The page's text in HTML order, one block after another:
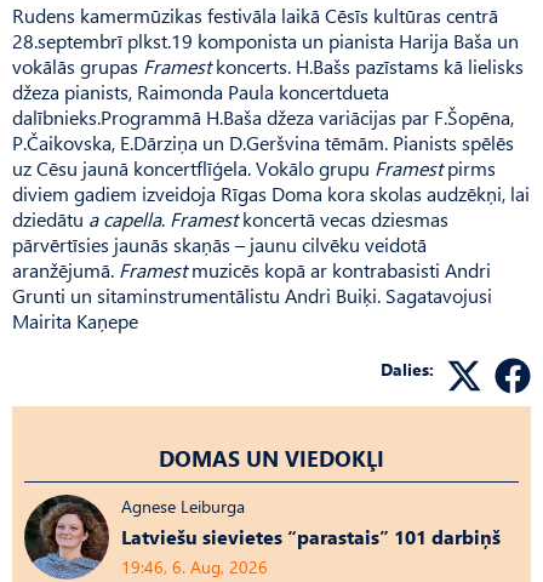
Rudens kamermūzikas festivāla laikā Cēsīs kultūras centrā
28.septembrī plkst.19 komponista un pianista Harija Baša un
vokālās grupas Framestkoncerts. H.Bašs pazīstams kā lielisks
džeza pianists, Raimonda Paula koncertdueta
dalībnieks.Programmā H.Baša džeza variācijas par F.Šopēna,
P.Čaikovska, E.Dārziņa un D.Geršvina tēmām. Pianists spēlēs
uz Cēsu jaunā koncertflīģela. Vokālo grupu Framestpirms
diviem gadiem izveidoja Rīgas Doma kora skolas audzēkņi, lai
dziedātu a capella. Framestkoncertā vecas dziesmas
pārvērtīsies jaunās skaņās – jaunu cilvēku veidotā
aranžējumā. Framestmuzicēs kopā ar kontrabasisti Andri
Grunti un sitaminstrumentālistu Andri Buiķi. Sagatavojusi
Mairita Kaņepe
Dalies:
DOMAS UN VIEDOKĻI
Agnese Leiburga
Latviešu sievietes “parastais” 101 darbiņš
19:46, 6. Aug, 2026